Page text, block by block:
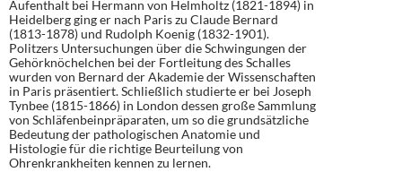
Aufenthalt bei Hermann von Helmholtz (1821-1894) in
Heidelberg ging er nach Paris zu Claude Bernard
(1813-1878) und Rudolph Koenig (1832-1901).
Politzers Untersuchungen über die Schwingungen der
Gehörknöchelchen bei der Fortleitung des Schalles
wurden von Bernard der Akademie der Wissenschaften
in Paris präsentiert. Schließlich studierte er bei Joseph
Tynbee (1815-1866) in London dessen große Sammlung
von Schläfenbeinpräparaten, um so die grundsätzliche
Bedeutung der pathologischen Anatomie und
Histologie für die richtige Beurteilung von
Ohrenkrankheiten kennen zu lernen.